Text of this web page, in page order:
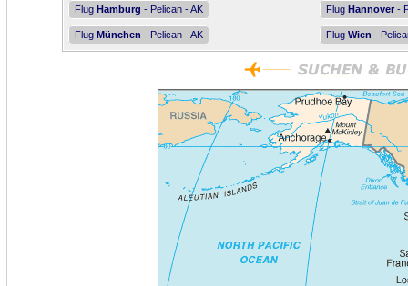
Flug Hamburg - Pelican - AK Flug Hannover -
Flug München - Pelican - AK Flug Wien -